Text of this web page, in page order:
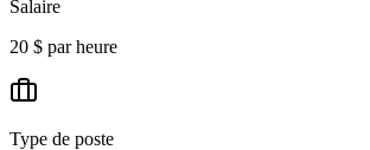
Salaire
20 $ par heure
Type de poste